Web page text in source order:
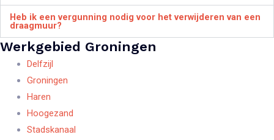
Heb ik een vergunning nodig voor het verwijderen van een
draagmuur?
Werkgebied Groningen
Delfzijl
Groningen
Haren
Hoogezand
Stadskanaal